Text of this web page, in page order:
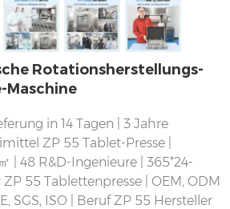
Rotationsherstellungs-
Maschine
in 14 Tagen | 3 Jahre
ZP 55 Tablet-Presse |
| 48 R&D-Ingenieure | 365*24-
ZP 55 Tablettenpresse | OEM, ODM
SGS, ISO | BerufZP 55 Hersteller